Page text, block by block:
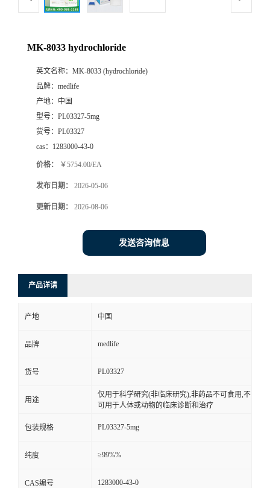
MK-8033 hydrochloride
英文名称： MK-8033 (hydrochloride)
品牌： medlife
产地： 中国
型号： PL03327-5mg
货号： PL03327
cas： 1283000-43-0
价格： ￥5754.00/EA
发布日期： 2026-05-06
更新日期： 2026-08-06
发送咨询信息
产品详请
产地 中国
品牌 medlife
货号 PL03327
用途
仅用于科学研究(非临床研究),非药品不可食用,不
可用于人体或动物的临床诊断和治疗
包装规格 PL03327-5mg
纯度 ≥99%%
CAS编号 1283000-43-0